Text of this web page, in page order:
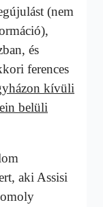
(nem
és
ferences
kívüli
belüli
aki Assisi